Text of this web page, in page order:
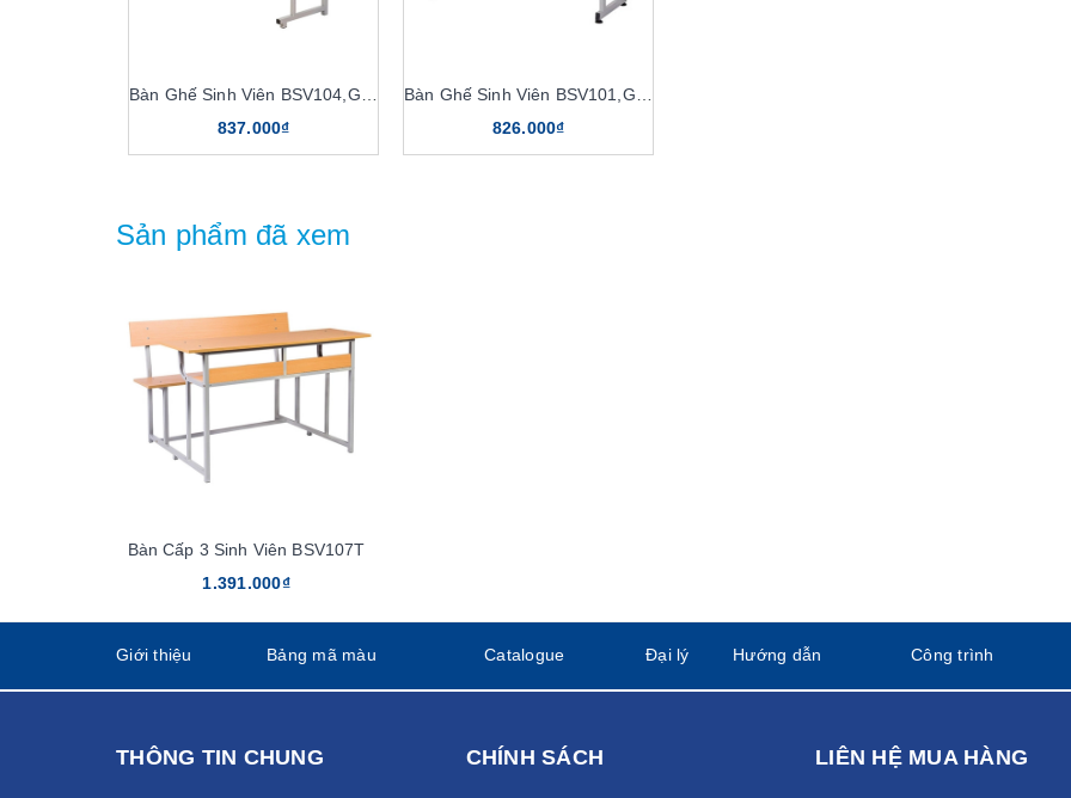
837.000₫
826.000₫
Sản phẩm đã xem
Bàn Cấp 3 Sinh Viên BSV107T
1.391.000₫
Giới thiệu Bảng mã màu Catalogue Đại lý Hướng dẫn Công trình
THÔNG TIN CHUNG CHÍNH SÁCH LIÊN HỆ MUA HÀNG